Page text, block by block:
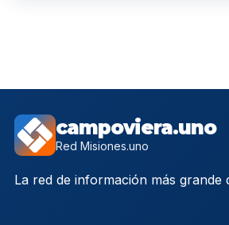
campoviera.uno
Red Misiones.uno
La red de información más grande